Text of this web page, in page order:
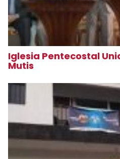
Iglesia Pentecostal
Mutis